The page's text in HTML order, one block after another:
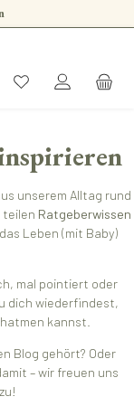
unserem Alltag rund
teilen Ratgeberwissen
Leben (mit Baby)
mal pointiert oder
dich wiederfindest,
kannst.
Blog gehört? Oder
– wir freuen uns